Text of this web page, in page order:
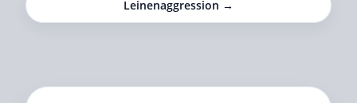
Leinenaggression →